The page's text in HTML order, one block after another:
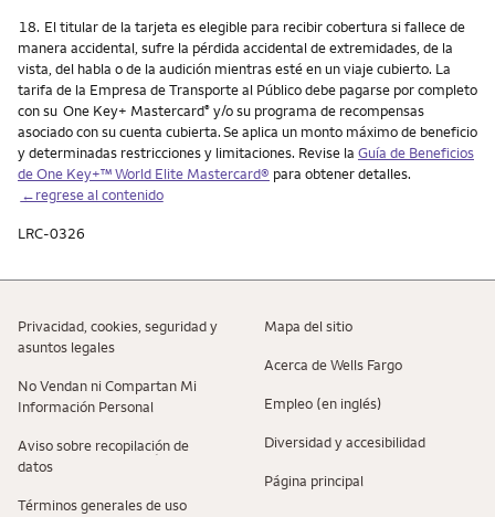
Nota
18. El titular de la tarjeta es elegible para recibir cobertura si fallece de
manera accidental, sufre la pérdida accidental de extremidades, de la
vista, del habla o de la audición mientras esté en un viaje cubierto. La
tarifa de la Empresa de Transporte al Público debe pagarse por completo
con su One Key+ Mastercard® y/o su programa de recompensas
asociado con su cuenta cubierta. Se aplica un monto máximo de beneficio
y determinadas restricciones y limitaciones. Revise la Guía de Beneficios
de One Key+™ World Elite Mastercard® para obtener detalles.
←regrese al contenido
LRC-0326
Privacidad, cookies, seguridad y
asuntos legales
No Vendan ni Compartan Mi
Información Personal
Aviso sobre recopilaciؚón de
datos
Términos generales de uso
Mapa del sitio
Acerca de Wells Fargo
Empleo (en inglés)
Diversidad y accesibilidad
Página principal